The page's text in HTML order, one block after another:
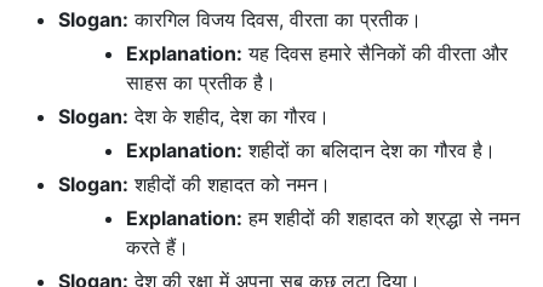
Slogan: कारगिल विजय दिवस, वीरता का प्रतीक।
Explanation: यह दिवस हमारे सैनिकों की वीरता और
साहस का प्रतीक है।
Slogan: देश के शहीद, देश का गौरव।
Explanation: शहीदों का बलिदान देश का गौरव है।
Slogan: शहीदों की शहादत को नमन।
Explanation: हम शहीदों की शहादत को श्रद्धा से नमन
करते हैं।
Slogan: देश की रक्षा में अपना सब कुछ लुटा दिया।